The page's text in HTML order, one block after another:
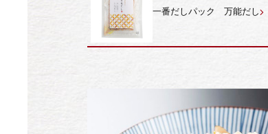
一番だしパック 万能だし